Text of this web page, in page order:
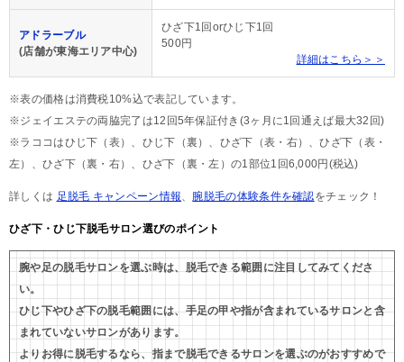
アドラーブル
(店舗が東海エリア中心)
ひざ下1回orひじ下1回
500円
詳細はこちら＞＞
※表の価格は消費税10%込で表記しています。
※ジェイエステの両脇完了は12回5年保証付き(3ヶ月に1回通えば最大32回)
※ラココはひじ下（表）、ひじ下（裏）、ひざ下（表・右）、ひざ下（表・
左）、ひざ下（裏・右）、ひざ下（裏・左）の1部位1回6,000円(税込)
詳しくは 足脱毛 キャンペーン情報、 腕脱毛の体験条件を確認をチェック！
ひざ下・ひじ下脱毛サロン選びのポイント
腕や足の脱毛サロンを選ぶ時は、脱毛できる範囲に注目してみてくださ
い。
ひじ下やひざ下の脱毛範囲には、手足の甲や指が含まれているサロンと含
まれていないサロンがあります。
よりお得に脱毛するなら、指まで脱毛できるサロンを選ぶのがおすすめで